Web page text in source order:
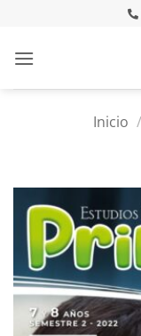
content
Inicio /